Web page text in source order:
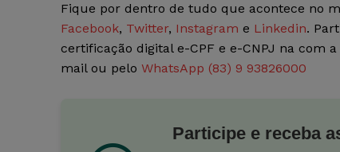
Fique por dentro de tudo que acontece no
Facebook, Twitter, Instagram e Linkedin.
certificação digital e-CPF e e-CNPJ na com a
mail ou pelo WhatsApp (83) 9 93826000
Participe e receba